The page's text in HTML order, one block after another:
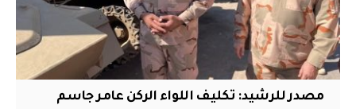
مصدر للرشيد: تكليف اللواء الركن عامر جاسم